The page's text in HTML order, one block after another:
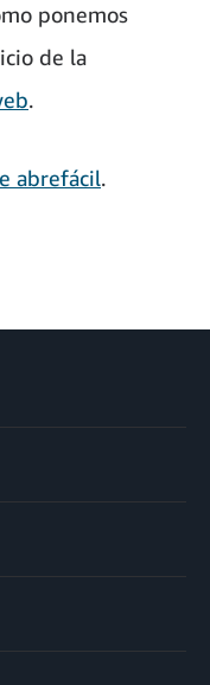
ponemos
de la
.
abrefácil.